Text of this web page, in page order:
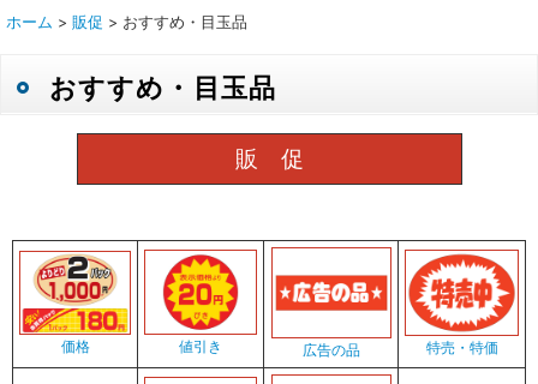
ホーム > 販促 > おすすめ・目玉品
おすすめ・目玉品
販 促
価格 値引き 広告の品 特売・特価